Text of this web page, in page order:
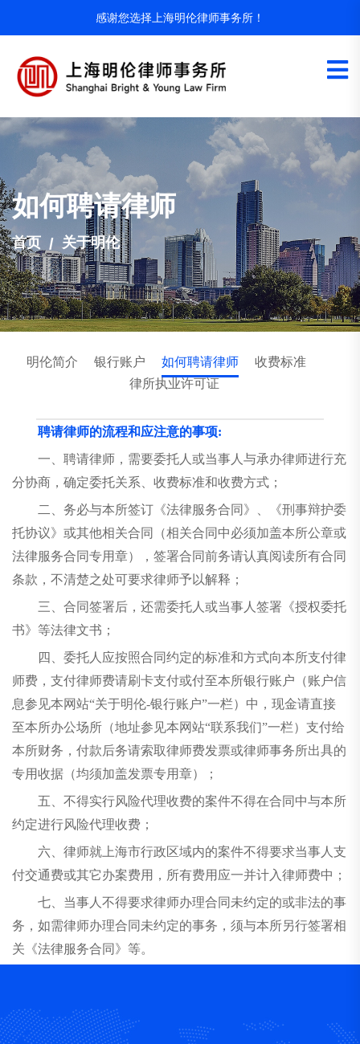
感谢您选择上海明伦律师事务所！
如何聘请律师
首页 关于明伦
明伦简介 银行账户 如何聘请律师
收费标准
律所执业许可证
聘请律师的流程和应注意的事项:
一、聘请律师，需要委托人或当事人与承办律师进行充
分协商，确定委托关系、收费标准和收费方式；
二、务必与本所签订《法律服务合同》、《刑事辩护委
托协议》或其他相关合同（相关合同中必须加盖本所公章或
法律服务合同专用章），签署合同前务请认真阅读所有合同
条款，不清楚之处可要求律师予以解释；
三、合同签署后，还需委托人或当事人签署《授权委托
书》等法律文书；
四、委托人应按照合同约定的标准和方式向本所支付律
师费，支付律师费请刷卡支付或付至本所银行账户（账户信
息参见本网站“关于明伦-银行账户”一栏）中，现金请直接
至本所办公场所（地址参见本网站“联系我们”一栏）支付给
本所财务，付款后务请索取律师费发票或律师事务所出具的
专用收据（均须加盖发票专用章）；
五、不得实行风险代理收费的案件不得在合同中与本所
约定进行风险代理收费；
六、律师就上海市行政区域内的案件不得要求当事人支
付交通费或其它办案费用，所有费用应一并计入律师费中；
七、当事人不得要求律师办理合同未约定的或非法的事
务，如需律师办理合同未约定的事务，须与本所另行签署相
关《法律服务合同》等。